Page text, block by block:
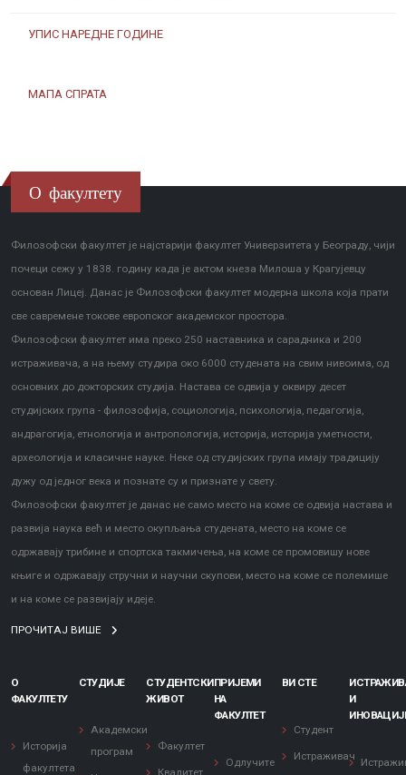
УПИС НАРЕДНЕ ГОДИНЕ
МАПА СПРАТА
О факултету
Филозофски факултет је најстарији факултет Универзитета у Београду, чији
почеци сежу у 1838. годину када је актом кнеза Милоша у Крагујевцу
основан Лицеј. Данас је Филозофски факултет модерна школа која прати
све савремене токове европског академског простора.
Филозофски факултет има преко 250 наставника и сарадника и 200
истраживача, а на њему студира око 6000 студената на свим нивоима, од
основних до докторских студија. Настава се одвија у оквиру десет
студијских група - филозофија, социологија, психологија, педагогија,
андрагогија, етнологија и антропологија, историја, историја уметности,
археологија и класичне науке. Неке од студијских група имају традицију
дужу од једног века и познате су и признате у свету.
Филозофски факултет је данас не само место на коме се одвија настава и
развија наука већ и место окупљања студената, место на коме се
одржавају трибине и спортска такмичења, на коме се промовишу нове
књиге и одржавају стручни и научни скупови, место на коме се полемише
и на коме се развијају идеје.
ПРОЧИТАЈ ВИШЕ
О
ФАКУЛТЕТУ
Историја
факултета
СТУДИЈЕ
Академски
програм
СТУДЕНТСКИ
ЖИВОТ
Факултет
Квалитет
ПРИЈЕМИ
НА
ФАКУЛТЕТ
Одлучите
ВИ СТЕ
Студент
Истраживач
И